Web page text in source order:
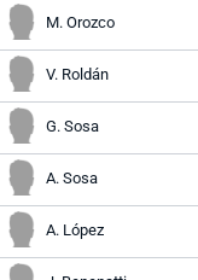
M. Orozco
V. Roldán
G. Sosa
A. Sosa
A. López